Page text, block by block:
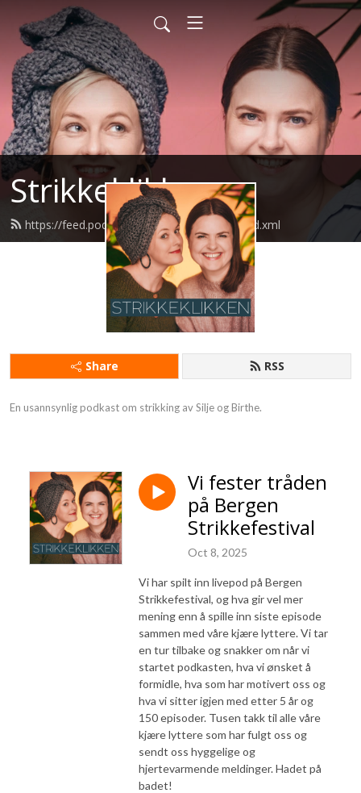
Strikkeklikken
https://feed.podbean.com/strikkeklikken/feed.xml
Share RSS
En usannsynlig podkast om strikking av Silje og Birthe.
Vi fester tråden
på Bergen
Strikkefestival
Oct 8, 2025
Vi har spilt inn livepod på Bergen
Strikkefestival, og hva gir vel mer
mening enn å spille inn siste episode
sammen med våre kjære lyttere. Vi tar
en tur tilbake og snakker om når vi
startet podkasten, hva vi ønsket å
formidle, hva som har motivert oss og
hva vi sitter igjen med etter 5 år og
150 episoder. Tusen takk til alle våre
kjære lyttere som har fulgt oss og
sendt oss hyggelige og
hjertevarmende meldinger. Hadet på
badet!